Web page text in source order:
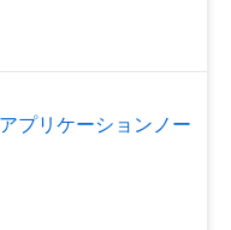
プリケーションノー